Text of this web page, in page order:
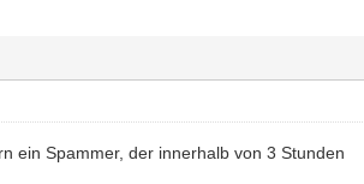
ein Spammer, der innerhalb von 3 Stunden